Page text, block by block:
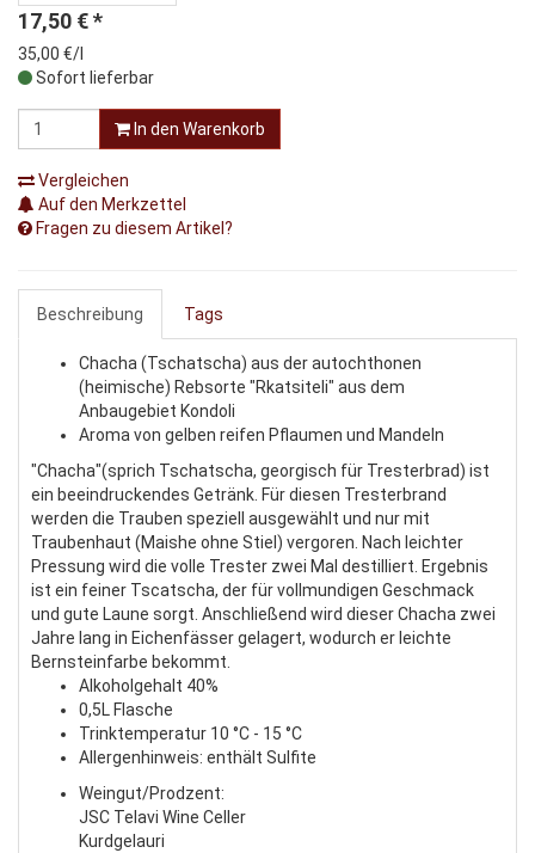
17,50 €*
35,00 €/l
Sofort lieferbar
In den Warenkorb
Vergleichen
Auf den Merkzettel
Fragen zu diesem Artikel?
Beschreibung Tags
Chacha (Tschatscha) aus der autochthonen
(heimische) Rebsorte "Rkatsiteli" aus dem
Anbaugebiet Kondoli
Aroma von gelben reifen Pflaumen und Mandeln
"Chacha"(sprich Tschatscha, georgisch für Tresterbrad) ist
ein beeindruckendes Getränk. Für diesen Tresterbrand
werden die Trauben speziell ausgewählt und nur mit
Traubenhaut (Maishe ohne Stiel) vergoren. Nach leichter
Pressung wird die volle Trester zwei Mal destilliert. Ergebnis
ist ein feiner Tscatscha, der für vollmundigen Geschmack
und gute Laune sorgt. Anschließend wird dieser Chacha zwei
Jahre lang in Eichenfässer gelagert, wodurch er leichte
Bernsteinfarbe bekommt.
Alkoholgehalt 40%
0,5L Flasche
Trinktemperatur 10 °C - 15 °C
Allergenhinweis: enthält Sulfite
Weingut/Prodzent:
JSC Telavi Wine Celler
Kurdgelauri